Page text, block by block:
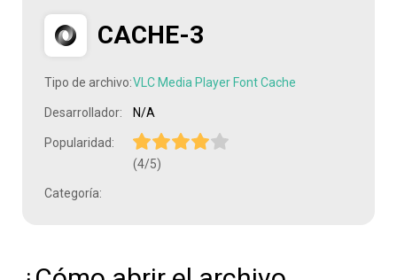
CACHE-3
Tipo de archivo:VLC Media Player Font Cache
Desarrollador: N/A
Popularidad:
(4/5)
Categoría: